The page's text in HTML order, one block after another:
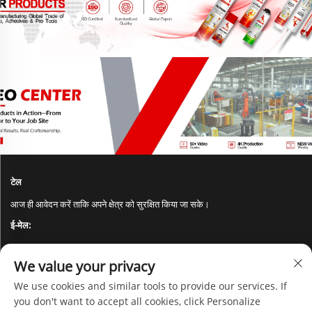
टेल
आज ही आवेदन करें ताकि अपने क्षेत्र को सुरक्षित किया जा सके।
ई-मेल:
[email protected]
जोड़ें:
नं.112, लियुगॉन्ग रोड, यीहे न्यू डिस्ट्रिक्ट, लिनयी शहर, शेंडॉग, चीन 276000
We value your privacy
We use cookies and similar tools to provide our services. If
you don't want to accept all cookies, click Personalize